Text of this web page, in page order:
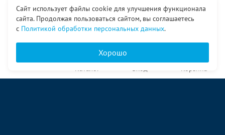
Сайт использует файлы cookie для улучшения функционала
сайта. Продолжая пользоваться сайтом, вы соглашаетесь
с Политикой обработки персональных данных.
Хорошо